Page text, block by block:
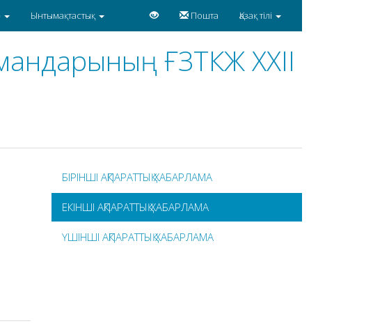
Ынтымақтастық Пошта Қазақ тілі
ҒЗТКЖ XXII
БІРІНШІ АҚПАРАТТЫҚ ХАБАРЛАМА
ЕКІНШІ АҚПАРАТТЫҚ ХАБАРЛАМА
ҮШІНШІ АҚПАРАТТЫҚ ХАБАРЛАМА